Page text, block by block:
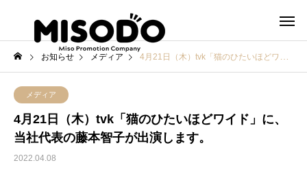
お知らせ メディア 4月21日（木）tvk「猫のひたいほどワイド」に、当社代表の藤本智子が出演します。
メディア
4月21日（木）tvk「猫のひたいほどワイド」に、
当社代表の藤本智子が出演します。
2022.04.08